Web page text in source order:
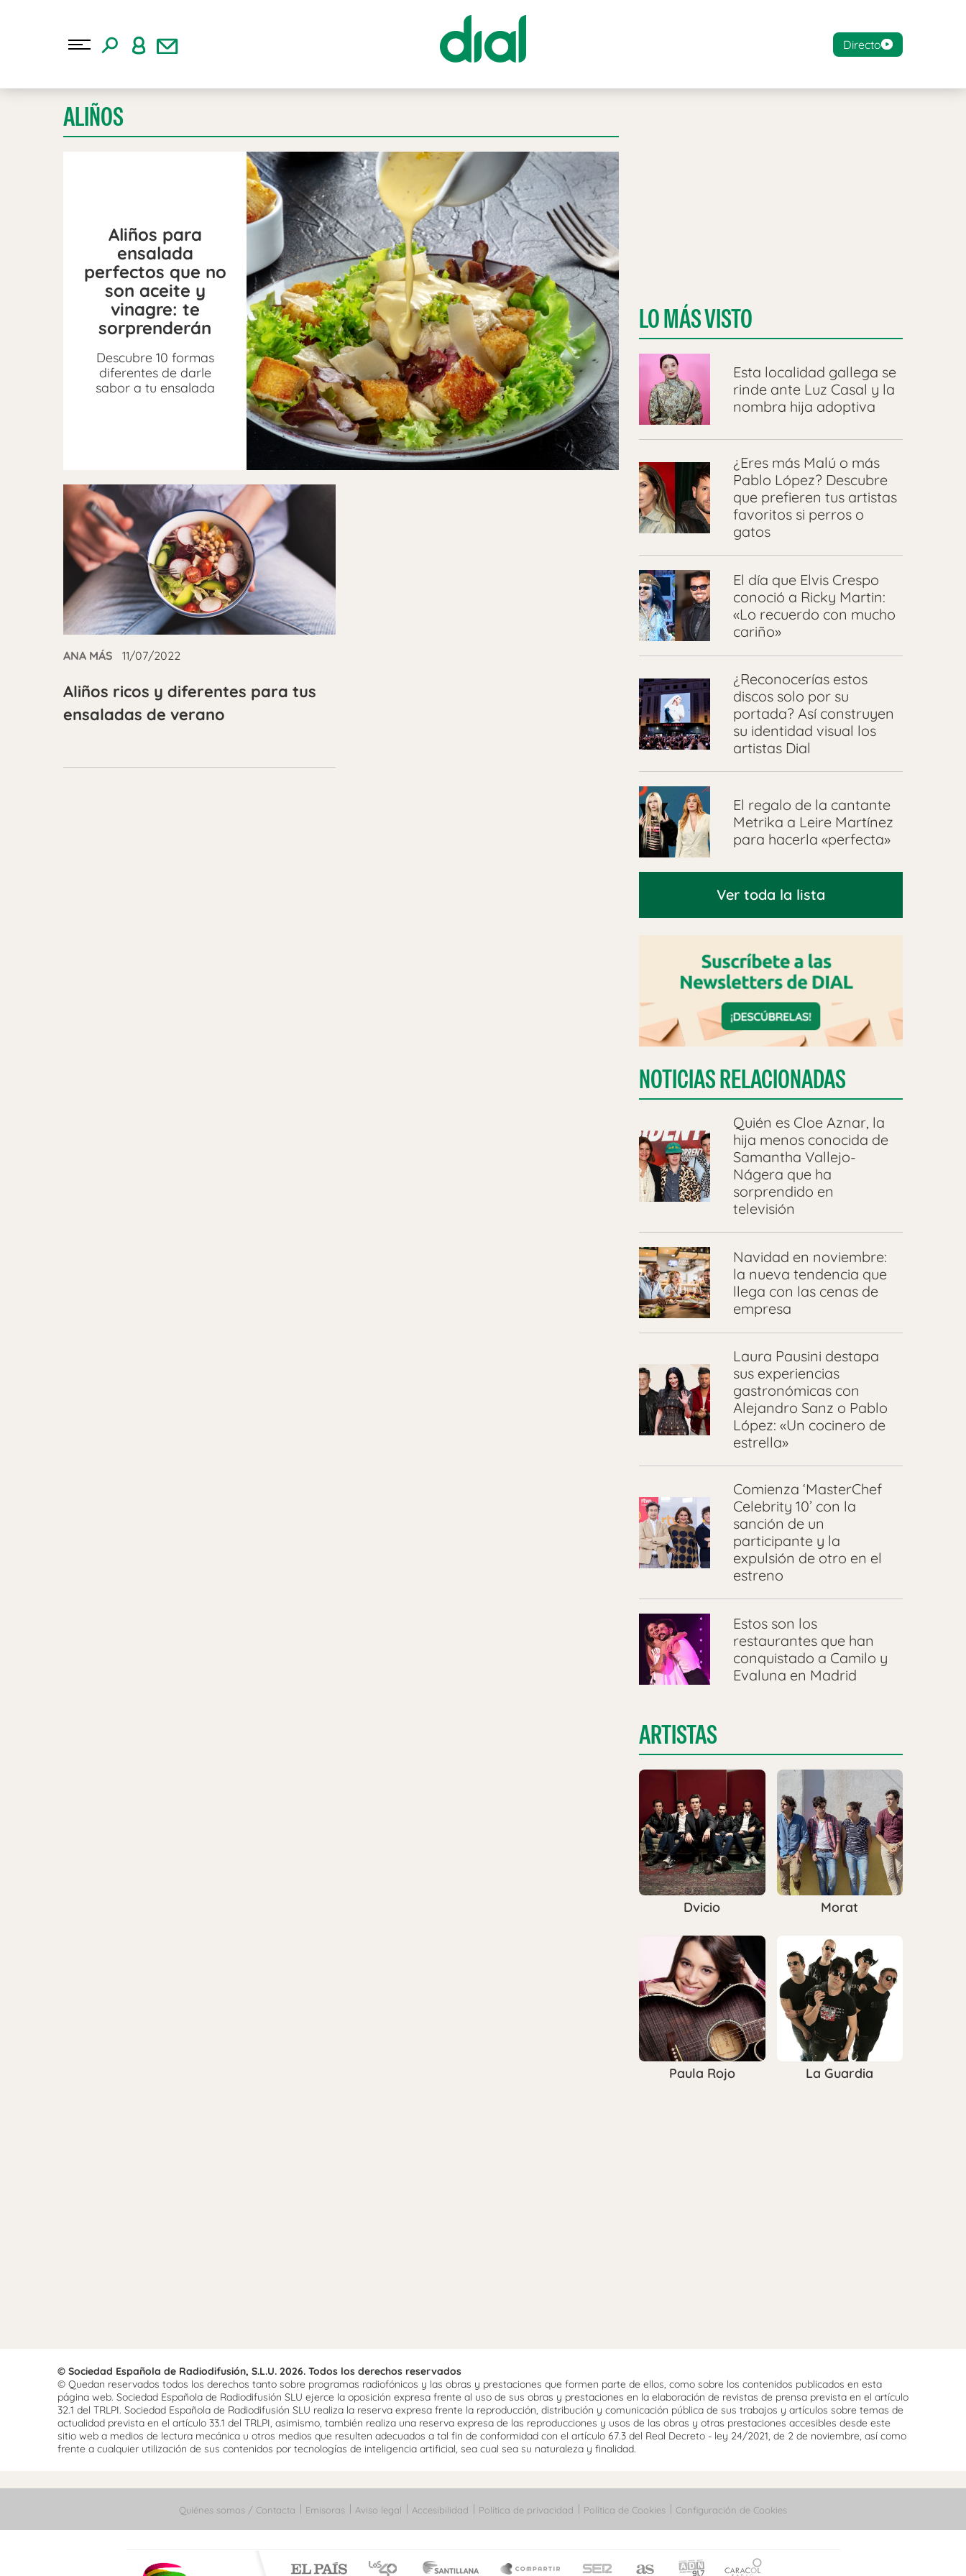
Directo
ALIÑOS
Aliños para
ensalada
perfectos que no
son aceite y
vinagre: te
sorprenderán
Descubre 10 formas
diferentes de darle
sabor a tu ensalada
ANA MÁS 11/07/2022
Aliños ricos y diferentes para tus
ensaladas de verano
LO MÁS VISTO
Esta localidad gallega se
rinde ante Luz Casal y la
nombra hija adoptiva
¿Eres más Malú o más
Pablo López? Descubre
que prefieren tus artistas
favoritos si perros o
gatos
El día que Elvis Crespo
conoció a Ricky Martin:
«Lo recuerdo con mucho
cariño»
¿Reconocerías estos
discos solo por su
portada? Así construyen
su identidad visual los
artistas Dial
El regalo de la cantante
Metrika a Leire Martínez
para hacerla «perfecta»
Ver toda la lista
NOTICIAS RELACIONADAS
Quién es Cloe Aznar, la
hija menos conocida de
Samantha Vallejo-
Nágera que ha
sorprendido en
televisión
Navidad en noviembre:
la nueva tendencia que
llega con las cenas de
empresa
Laura Pausini destapa
sus experiencias
gastronómicas con
Alejandro Sanz o Pablo
López: «Un cocinero de
estrella»
Comienza ‘MasterChef
Celebrity 10’ con la
sanción de un
participante y la
expulsión de otro en el
estreno
Estos son los
restaurantes que han
conquistado a Camilo y
Evaluna en Madrid
ARTISTAS
Dvicio Morat
Paula Rojo La Guardia
© Sociedad Española de Radiodifusión, S.L.U. 2026. Todos los derechos reservados
© Quedan reservados todos los derechos tanto sobre programas radiofónicos y las obras y prestaciones que formen parte de ellos, como sobre los contenidos publicados en esta
página web. Sociedad Española de Radiodifusión SLU ejerce la oposición expresa frente al uso de sus obras y prestaciones en la elaboración de revistas de prensa prevista en el artículo
32.1 del TRLPI. Sociedad Española de Radiodifusión SLU realiza la reserva expresa frente la reproducción, distribución y comunicación pública de sus trabajos y artículos sobre temas de
actualidad prevista en el artículo 33.1 del TRLPI, asimismo, también realiza una reserva expresa de las reproducciones y usos de las obras y otras prestaciones accesibles desde este
sitio web a medios de lectura mecánica u otros medios que resulten adecuados a tal fin de conformidad con el artículo 67.3 del Real Decreto - ley 24/2021, de 2 de noviembre, así como
frente a cualquier utilización de sus contenidos por tecnologías de inteligencia artificial, sea cual sea su naturaleza y finalidad.
Quiénes somos / Contacta Emisoras Aviso legal Accesibilidad Política de privacidad Política de Cookies Configuración de Cookies